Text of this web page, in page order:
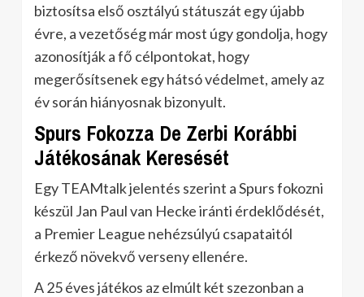
biztosítsa első osztályú státuszát egy újabb
évre, a vezetőség már most úgy gondolja, hogy
azonosítják a fő célpontokat, hogy
megerősítsenek egy hátsó védelmet, amely az
év során hiányosnak bizonyult.
Spurs Fokozza De Zerbi Korábbi
Játékosának Keresését
Egy TEAMtalk jelentés szerint a Spurs fokozni
készül Jan Paul van Hecke iránti érdeklődését,
a Premier League nehézsúlyú csapataitól
érkező növekvő verseny ellenére.
A 25 éves játékos az elmúlt két szezonban a